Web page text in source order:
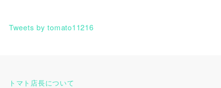
Tweets by tomato11216
トマト店長について